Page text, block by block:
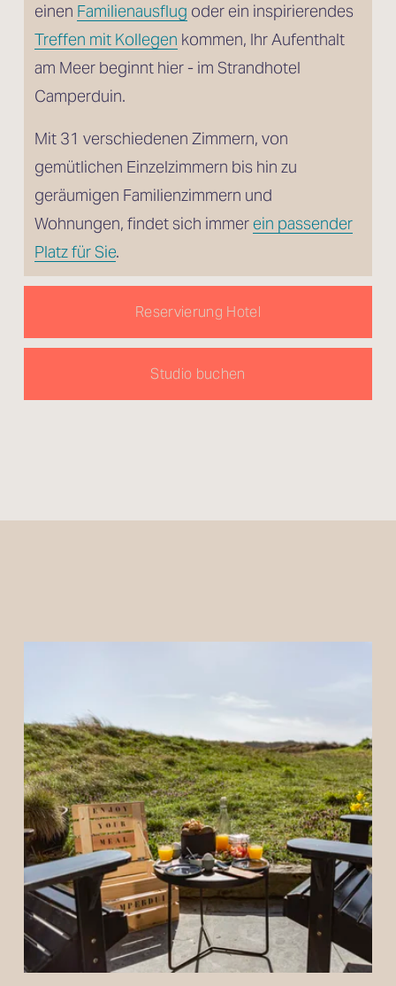
einen Familienausflug
Treffen mit Kollegen kommen, Ihr Aufenthalt
am Meer beginnt hier - im Strandhotel
Camperduin.
Mit 31 verschiedenen Zimmern, von
gemütlichen Einzelzimmern bis hin zu
geräumigen Familienzimmern und
Wohnungen, findet sich immer ein passender
Platz für Sie.
Reservierung Hotel
Studio buchen